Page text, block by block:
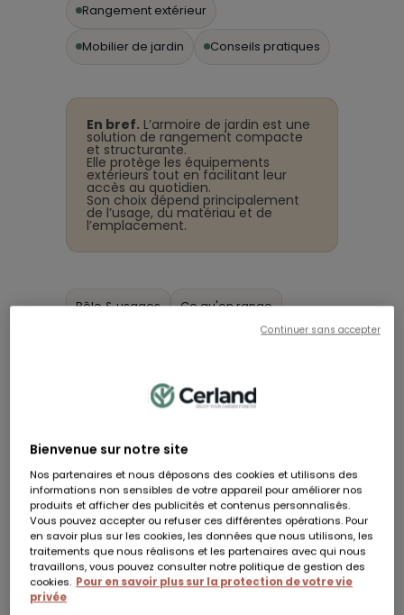
Rangement extérieur
Mobilier de jardin Conseils pratiques
En bref. L’armoire de jardin est une
solution de rangement compacte
et structurante.
Elle protège les équipements
extérieurs tout en facilitant leur
accès au quotidien.
Son choix dépend principalement
de l’usage, du matériau et de
l’emplacement.
Rôle & usages Ce qu'on range
POURQUOI CHOISIR
UNE ARMOIRE DE
JARDIN
L’armoire de jardin offre un compromis
idéal entre coffre et abri, en structurant le
rangement extérieur sans encombrer
l’espace.
Bienvenue sur notre site
Nos partenaires et nous déposons des cookies et utilisons des
informations non sensibles de votre appareil pour améliorer nos
produits et afficher des publicités et contenus personnalisés.
Vous pouvez accepter ou refuser ces différentes opérations. Pour
en savoir plus sur les cookies, les données que nous utilisons, les
traitements que nous réalisons et les partenaires avec qui nous
travaillons, vous pouvez consulter notre politique de gestion des
cookies. Pour en savoir plus sur la protection de votre vie
privée
Continuer sans accepter